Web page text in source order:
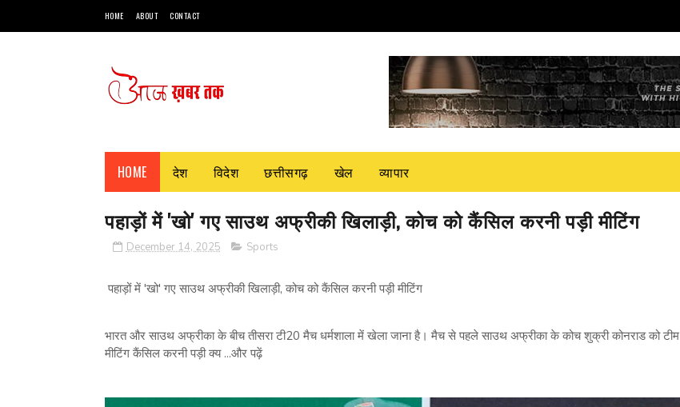
HOME ABOUT CONTACT
HOME देश विदेश छत्तीसगढ़ खेल व्यापार
पहाड़ों में 'खो' गए साउथ अफ्रीकी खिलाड़ी, कोच को कैंसिल करनी पड़ी मीटिंग
December 14, 2025 Sports
पहाड़ों में 'खो' गए साउथ अफ्रीकी खिलाड़ी, कोच को कैंसिल करनी पड़ी मीटिंग
भारत और साउथ अफ्रीका के बीच तीसरा टी20 मैच धर्मशाला में खेला जाना है। मैच से पहले साउथ अफ्रीका के कोच शुक्री कोनराड को टीम
मीटिंग कैंसिल करनी पड़ी क्य ...और पढ़ें